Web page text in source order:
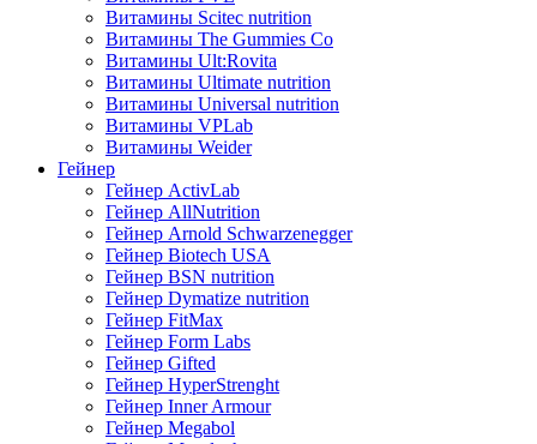
Витамины Scitec nutrition
Витамины The Gummies Co
Витамины Ult:Rovita
Витамины Ultimate nutrition
Витамины Universal nutrition
Витамины VPLab
Витамины Weider
Гейнер
Гейнер ActivLab
Гейнер AllNutrition
Гейнер Arnold Schwarzenegger
Гейнер Biotech USA
Гейнер BSN nutrition
Гейнер Dymatize nutrition
Гейнер FitMax
Гейнер Form Labs
Гейнер Gifted
Гейнер HyperStrenght
Гейнер Inner Armour
Гейнер Megabol